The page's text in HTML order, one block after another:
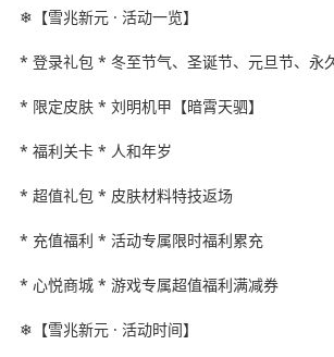
❄【雪兆新元 · 活动一览】
* 登录礼包 * 冬至节气、圣诞节、元旦节、永
* 限定皮肤 * 刘明机甲【暗霄天驷】
* 福利关卡 * 人和年岁
* 超值礼包 * 皮肤材料特技返场
* 充值福利 * 活动专属限时福利累充
* 心悦商城 * 游戏专属超值福利满减券
❄【雪兆新元 · 活动时间】